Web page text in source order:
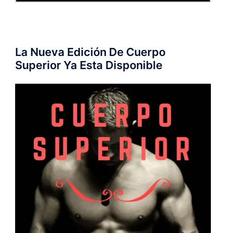
La Nueva Edición De Cuerpo
Superior Ya Esta Disponible